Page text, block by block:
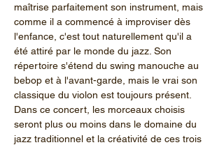
maîtrise parfaitement son instrument, mais
comme il a commencé à improviser dès
l'enfance, c'est tout naturellement qu'il a
été attiré par le monde du jazz. Son
répertoire s'étend du swing manouche au
bebop et à l'avant-garde, mais le vrai son
classique du violon est toujours présent.
Dans ce concert, les morceaux choisis
seront plus ou moins dans le domaine du
jazz traditionnel et la créativité de ces trois